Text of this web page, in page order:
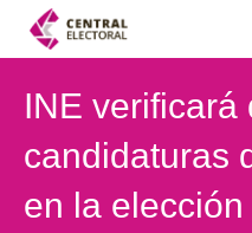
INE verificará
candidaturas
en la